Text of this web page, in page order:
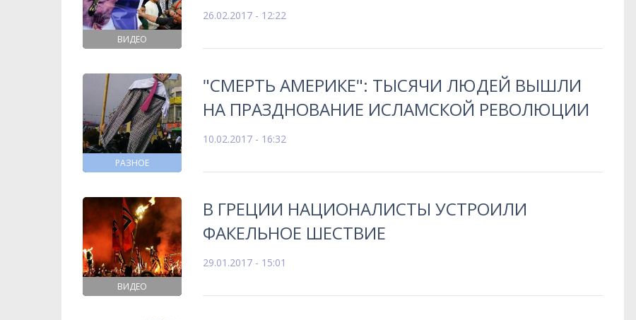
ВИДЕО
26.02.2017 - 12:22
РАЗНОЕ
"СМЕРТЬ АМЕРИКЕ": ТЫСЯЧИ ЛЮДЕЙ ВЫШЛИ
НА ПРАЗДНОВАНИЕ ИСЛАМСКОЙ РЕВОЛЮЦИИ
10.02.2017 - 16:32
ВИДЕО
В ГРЕЦИИ НАЦИОНАЛИСТЫ УСТРОИЛИ
ФАКЕЛЬНОЕ ШЕСТВИЕ
29.01.2017 - 15:01